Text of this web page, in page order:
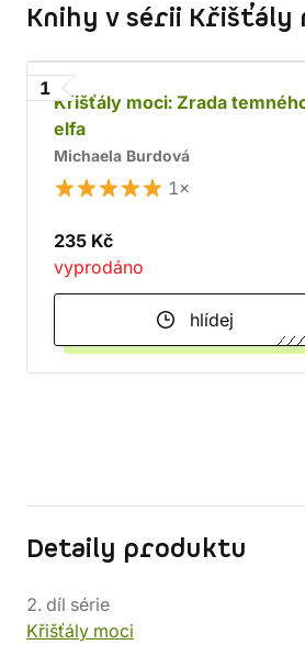
Knihy v sérii Křišťály
1
Křišťály moci: Zrada
elfa
Michaela Burdová
1×
235 Kč
vyprodáno
hlídej
Detaily produktu
2. díl série
Křišťály moci